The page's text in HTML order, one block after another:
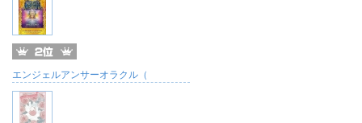
エンジェルアンサーオラクル（